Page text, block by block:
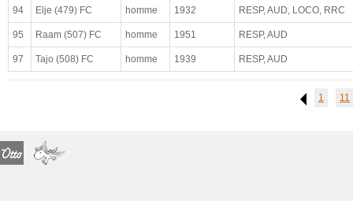
risque DE (sujet)
maladie déclarée
observations médicales
94 Elje (479) FC homme 1932 RESP, AUD, LOCO, RRC
95 Raam (507) FC homme 1951 RESP, AUD
97 Tajo (508) FC homme 1939 RESP, AUD
Previous
1 11